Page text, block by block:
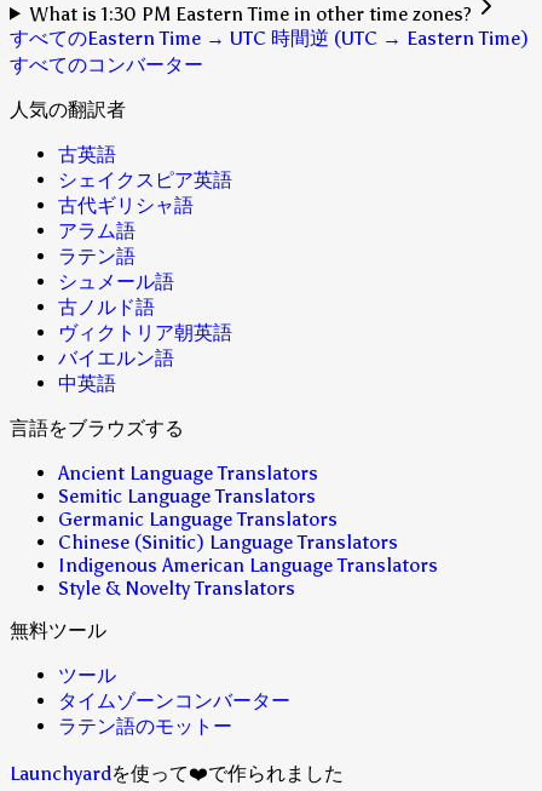
What is 1:30 PM Eastern Time in other time zones?
すべてのEastern Time → UTC 時間逆 (UTC → Eastern Time)
すべてのコンバーター
人気の翻訳者
古英語
シェイクスピア英語
古代ギリシャ語
アラム語
ラテン語
シュメール語
古ノルド語
ヴィクトリア朝英語
バイエルン語
中英語
言語をブラウズする
Ancient Language Translators
Semitic Language Translators
Germanic Language Translators
Chinese (Sinitic) Language Translators
Indigenous American Language Translators
Style & Novelty Translators
無料ツール
ツール
タイムゾーンコンバーター
ラテン語のモットー
Launchyardを使って❤️で作られました